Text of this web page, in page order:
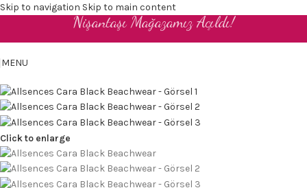
Skip to navigation Skip to main content
Nişantaşı Mağazamız Açıldı!
MENU
Click to enlarge
TR